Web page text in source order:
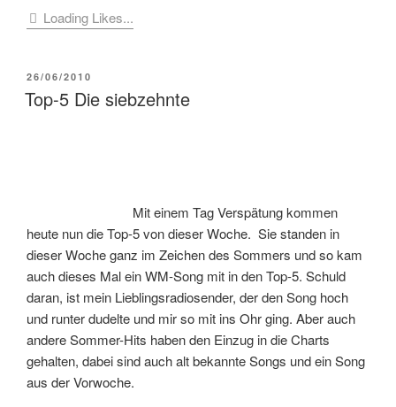
Loading Likes...
VERÖFFENTLICHT
AM
26/06/2010
Top-5 Die siebzehnte
Mit einem Tag Verspätung kommen
heute nun die Top-5 von dieser Woche. Sie standen in
dieser Woche ganz im Zeichen des Sommers und so kam
auch dieses Mal ein WM-Song mit in den Top-5. Schuld
daran, ist mein Lieblingsradiosender, der den Song hoch
und runter dudelte und mir so mit ins Ohr ging. Aber auch
andere Sommer-Hits haben den Einzug in die Charts
gehalten, dabei sind auch alt bekannte Songs und ein Song
aus der Vorwoche.